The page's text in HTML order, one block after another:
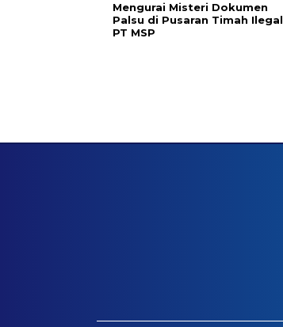
Mengurai Misteri Dokumen
Palsu di Pusaran Timah Ilegal
PT MSP